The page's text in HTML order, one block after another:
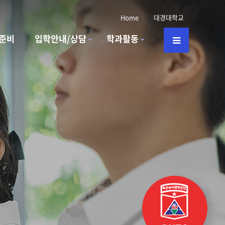
대경대학교
Home
비 입학안내/상담 학과활동